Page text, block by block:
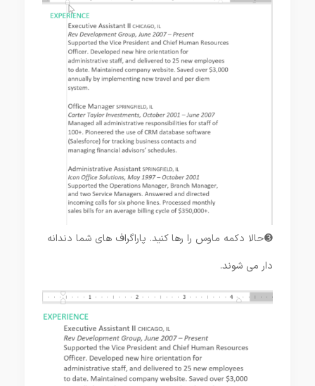
➌ حالا دکمه ماوس را رها کنید. پاراگراف های شما دندانه
دار می شوند.